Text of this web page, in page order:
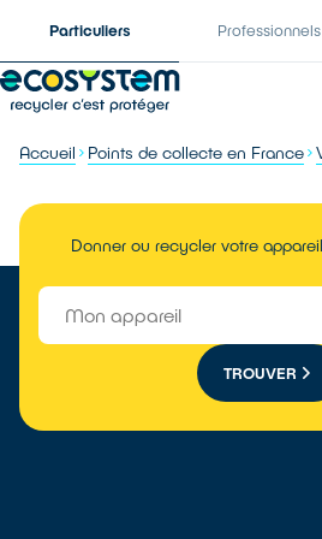
Particuliers Professionnels
Accueil Points de collecte en France
Donner ou recycler votre
TROUVER